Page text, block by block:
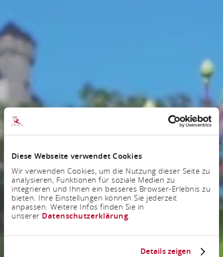
Diese Webseite verwendet Cookies
Wir verwenden Cookies, um die Nutzung dieser Seite zu
analysieren, Funktionen für soziale Medien zu
integrieren und Ihnen ein besseres Browser-Erlebnis zu
bieten. Ihre Einstellungen können Sie jederzeit
anpassen. Weitere Infos finden Sie in
unserer Datenschutzerklärung.
Details zeigen